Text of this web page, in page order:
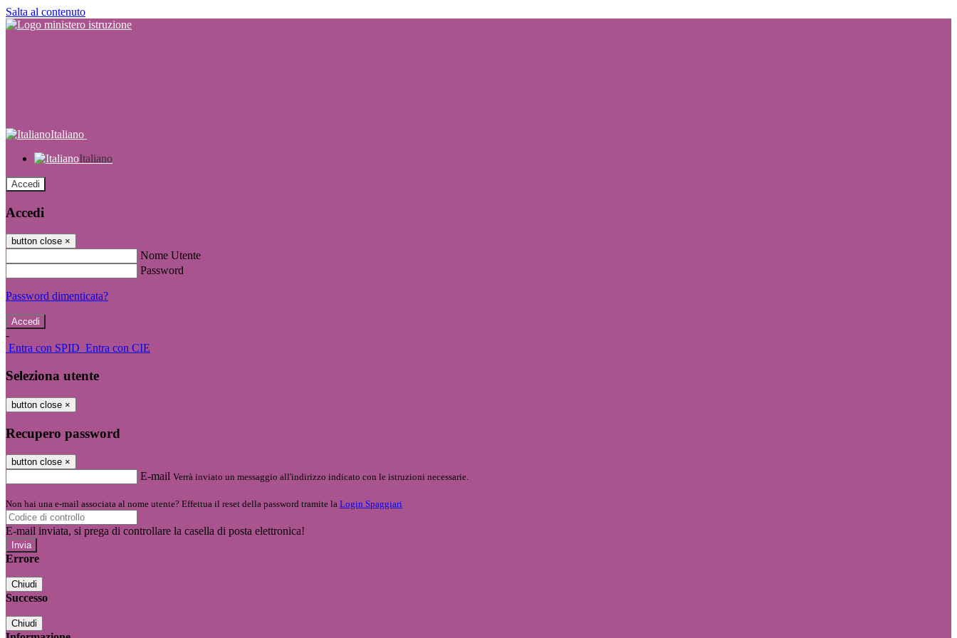
Salta al contenuto
Italiano
Italiano
Accedi
Accedi
button close ×
Nome Utente
Password
Password dimenticata?
-
Entra con SPID Entra con CIE
Seleziona utente
button close ×
Recupero password
button close ×
E-mail Verrà inviato un messaggio all'indirizzo indicato con le istruzioni necessarie.
Non hai una e-mail associata al nome utente? Effettua il reset della password tramite la Login Spaggiari
E-mail inviata, si prega di controllare la casella di posta elettronica!
Errore
Chiudi
Successo
Chiudi